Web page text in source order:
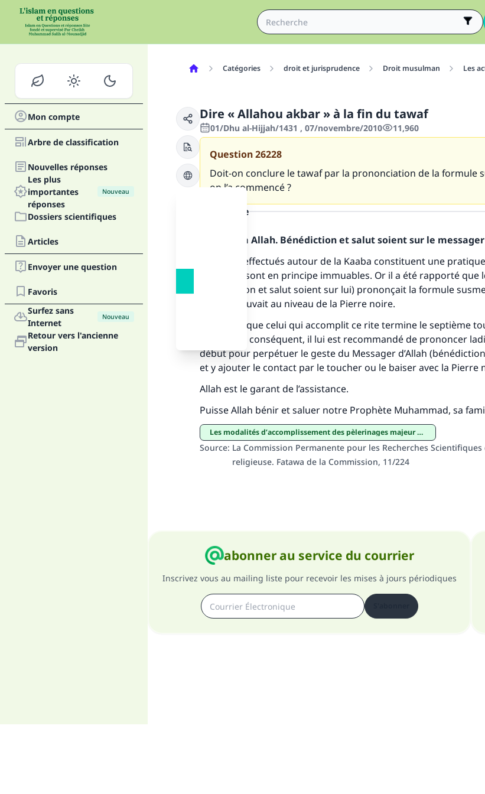
Mon compte
Arbre de classification
Nouvelles réponses
Les plus
importantes
réponses
Nouveau
Dossiers scientifiques
Articles
Envoyer une question
Favoris
Surfez sans
Internet
Nouveau
Retour vers l'ancienne
version
Catégories droit et jurisprudence Droit musulman Les
Dire « Allahou akbar » à la fin du tawaf
01/Dhu al-Hijjah/1431 , 07/novembre/2010 11,960
Question26228
Doit-on conclure le tawaf par la prononciation de la formule
on l’a commencé ?
la réponse
Louange à Allah. Bénédiction et salut soient sur le
Les tours effectués autour de la Kaaba constituent une
pratiques sont en principe immuables. Or il a été rapporté que
(bénédiction et salut soient sur lui) prononçait la formule
qu’il se trouvait au niveau de la Pierre noire.
Nul doute que celui qui accomplit ce rite termine le septième
Pierre. Par conséquent, il lui est recommandé de prononcer
début pour perpétuer le geste du Messager d’Allah
et y ajouter le contact par le toucher ou le baiser avec la Pierre
Allah est le garant de l’assistance.
Puisse Allah bénir et saluer notre Prophète Muhammad, sa
Les modalités d’accomplissement des pèlerinages majeur et mineur
Source: La Commission Permanente pour les Recherches
religieuse. Fatawa de la Commission, 11/224
abonner au service du courrier
Inscrivez vous au mailing liste pour recevoir les mises à jours périodiques
Faites une différence dans la vie
personnes grâce à votre
Aidez nous à apporter des
Le Messager d'Allah (Paix sur lui) a dit:
"Celui qui indique une bonne action obtient la
Soutenez IslamQA